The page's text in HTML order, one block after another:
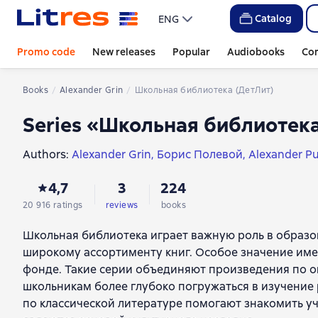
ENG Catalog
Promo code New releases Popular Audiobooks
Books Alexander Grin Школьная библиотека (ДетЛит)
Series «Школьная
Authors: Alexander Grin Борис Полевой Alexander
Mikhail Yevgrafovich Saltykov-Shchedrin
Mikhail Sholokhov Anton Chekhov
Valentin Kataev Юрий Бондарев Alexander Belyaev
Владислав Крапивин Владимир Осипович
Александр Вампилов Arkady Averchenko Gaston
Brothers Grimm Константин Станюкович Иван
Henry Wadsworth Longfellow Ivan Bunin Аркадий
4,7
20 916 ratings
3
reviews
224
books
Школьная библиотека играет важную роль в
широкому ассортименту книг. Особое значение
фонде. Такие серии объединяют произведения по
школьникам более глубоко погружаться в
по классической литературе помогают